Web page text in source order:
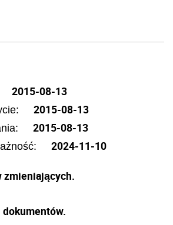
2015-08-13
2015-08-13
2015-08-13
2024-11-10
zmieniających.